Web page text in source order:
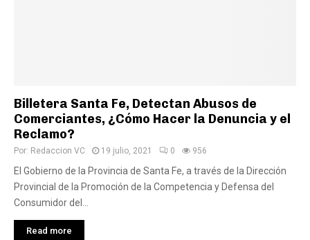
Billetera Santa Fe, Detectan Abusos de
Comerciantes, ¿Cómo Hacer la Denuncia y el
Reclamo?
Por: Redaccion VC 19 julio, 2021 0 956
El Gobierno de la Provincia de Santa Fe, a través de la Dirección
Provincial de la Promoción de la Competencia y Defensa del
Consumidor del...
Read more